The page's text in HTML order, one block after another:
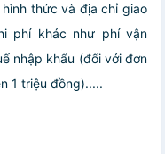
thức và địa chỉ giao
phí khác như phí vận
nhập khẩu (đối với đơn
1 triệu đồng).....